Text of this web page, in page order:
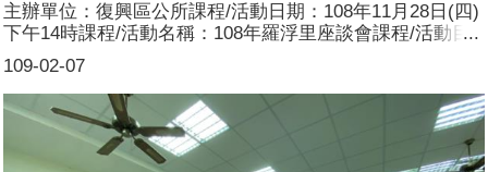
109-02-07
主辦單位：復興區公所課程/活動日期：108年11月28日(四)
下午14時課程/活動名稱：108年羅浮里座談會課程/活動目
標：本區108年羅浮里座談會暨連結復興區公所推動性別主
流化宣導活動，向服務台志工宣導研習之性別電影導讀賞析
性別主流化、市府推動有關性別平等之政策及區公所配合之
具體作為，使民眾周知並建立性別平等的概念，從生活中落
實性別平等。簽到時每人發送本公所印制之桃園市性別辦設
計之性平文宣1份。由區公所安排宣導員宣導，主要宣導內